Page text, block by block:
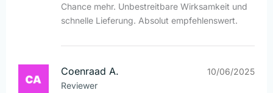
Chance mehr. Unbestreitbare Wirksamkeit und
schnelle Lieferung. Absolut empfehlenswert.
Coenraad A.
Reviewer
10/06/2025